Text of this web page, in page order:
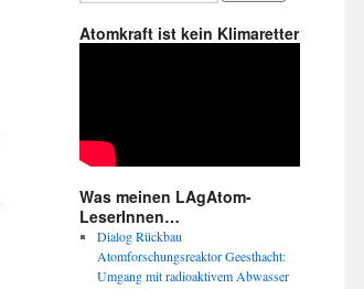
Atomkraft ist kein Klimaretter
Was meinen LAgAtom-
LeserInnen…
Dialog Rückbau
Atomforschungsreaktor Geesthacht:
Umgang mit radioaktivem Abwasser